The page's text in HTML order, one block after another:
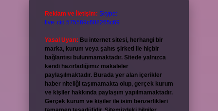
Reklam ve İletişim: Skype:
live:.cid.575569c608265c69
Yasal Uyarı: Bu internet sitesi, herhangi bir
marka, kurum veya şahıs şirketi ile hiçbir
bağlantısı bulunmamaktadır. Sitede yalnızca
kendi hazırladığımız makaleler
paylaşılmaktadır. Burada yer alan içerikler
haber niteliği taşımamakta olup, gerçek kurum
ve kişiler hakkında paylaşım yapılmamaktadır.
Gerçek kurum ve kişiler ile isim benzerlikleri